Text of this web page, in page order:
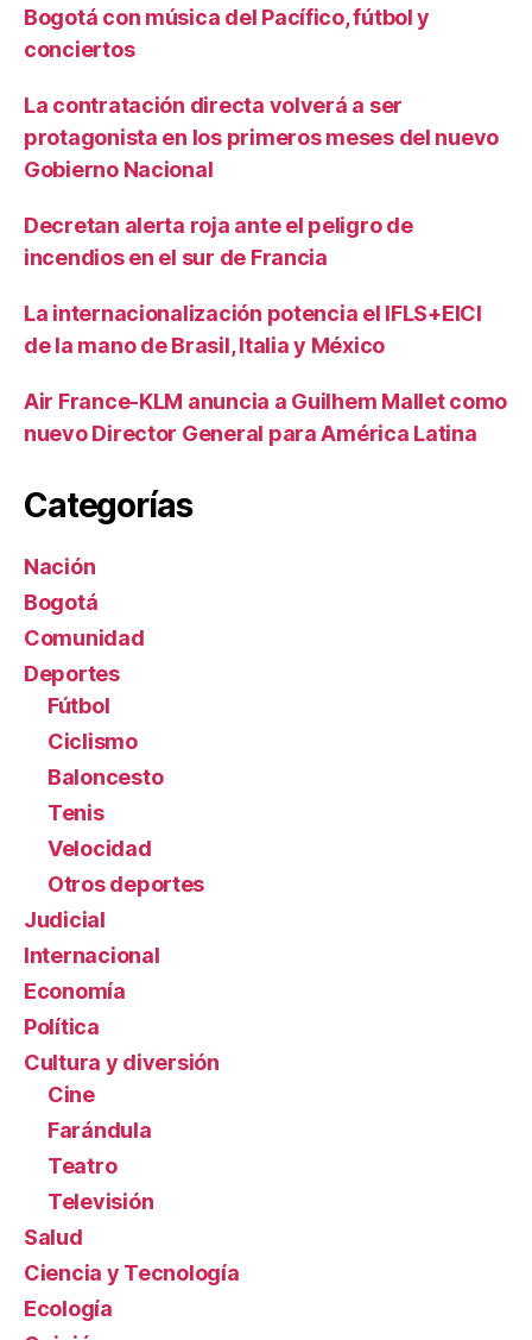
Bogotá con música del Pacífico, fútbol y
conciertos
La contratación directa volverá a ser
protagonista en los primeros meses del nuevo
Gobierno Nacional
Decretan alerta roja ante el peligro de
incendios en el sur de Francia
La internacionalización potencia el IFLS+EICI
de la mano de Brasil, Italia y México
Air France-KLM anuncia a Guilhem Mallet como
nuevo Director General para América Latina
Categorías
Nación
Bogotá
Comunidad
Deportes
Fútbol
Ciclismo
Baloncesto
Tenis
Velocidad
Otros deportes
Judicial
Internacional
Economía
Política
Cultura y diversión
Cine
Farándula
Teatro
Televisión
Salud
Ciencia y Tecnología
Ecología